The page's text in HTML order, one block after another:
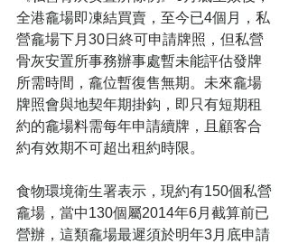
全港龕場即凍結買賣，至今已4個月，私
營龕場下月30日終可申請牌照，但私營
骨灰安置所事務辦事處暫未能評估發牌
所需時間，龕位暫復售無期。未來龕場
牌照會與地契年期掛鈎，即只有短期租
約的龕場料需每年申請續牌，且顧客合
約有效期不可超出租約時限。
食物環境衛生署表示，現約有150個私營
龕場，當中130個屬2014年6月截算前已
營辦，這類龕場最遲須於明年3月底申請